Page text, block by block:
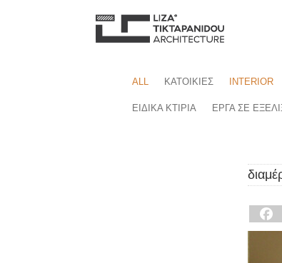
ALL ΚΑΤΟΙΚΙΕΣ INTERIOR
ΕΙΔΙΚΑ ΚΤΙΡΙΑ ΕΡΓΑ ΣΕ